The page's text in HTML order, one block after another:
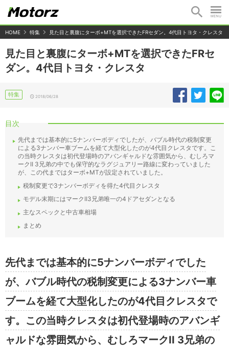
HOME 特集 見た目と裏腹にターボ+MTを選択できたFRセダン。4代目トヨタ・クレスタ
見た目と裏腹にターボ+MTを選択できたFRセ
ダン。4代目トヨタ・クレスタ
特集 2018/06/28
目次
先代までは基本的に5ナンバーボディでしたが、バブル時代の税制変更
による3ナンバー車ブームを経て大型化したのが4代目クレスタです。こ
の当時クレスタは初代登場時のアバンギャルドな雰囲気から、むしろマ
ークII 3兄弟の中でも保守的なラグジュアリー路線に変わっていました
が、この代まではターボ+MTが設定されていました。
税制変更で3ナンバーボディを得た4代目クレスタ
モデル末期にはマークII3兄弟唯一の4ドアセダンとなる
主なスペックと中古車相場
まとめ
先代までは基本的に5ナンバーボディでした
が、バブル時代の税制変更による3ナンバー車
ブームを経て大型化したのが4代目クレスタで
す。この当時クレスタは初代登場時のアバンギ
ャルドな雰囲気から、むしろマークII 3兄弟の